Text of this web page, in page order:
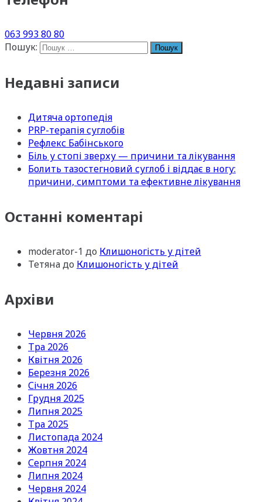
063 993 80 80
Пошук:
Недавні записи
Дитяча ортопедія
PRP-терапія суглобів
Рефлекс Бабінського
Біль у стопі зверху — причини та лікування
Болить тазостегновий суглоб і віддає в ногу:
причини, симптоми та ефективне лікування
Останні коментарі
moderator-1 до Клишоногість у дітей
Тетянадо Клишоногість у дітей
Архіви
Червня 2026
Тра 2026
Квітня 2026
Березня 2026
Січня 2026
Грудня 2025
Липня 2025
Тра 2025
Листопада 2024
Жовтня 2024
Серпня 2024
Липня 2024
Червня 2024